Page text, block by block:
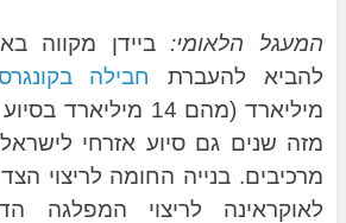
המעגל הלאומי:ביידן מקווה
להביא להעברת
חבילה
מיליארד (מהם 14
מזה שנים גם סיוע אזרחי
מרכיבים. בנייה החומה לריצוי
לאוקראינה לריצוי המפלגה